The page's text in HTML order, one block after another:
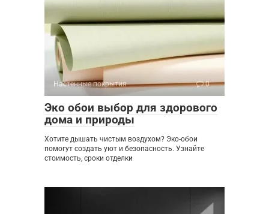
Настенные покрытия 0
Эко обои выбор для здорового
дома и природы
Хотите дышать чистым воздухом? Эко-обои
помогут создать уют и безопасность. Узнайте
стоимость, сроки отделки